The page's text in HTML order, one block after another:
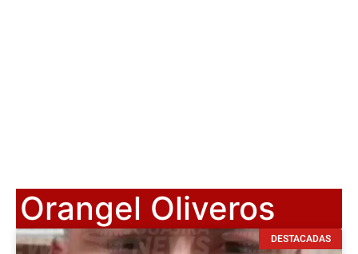
Orangel Oliveros
DESTACADAS